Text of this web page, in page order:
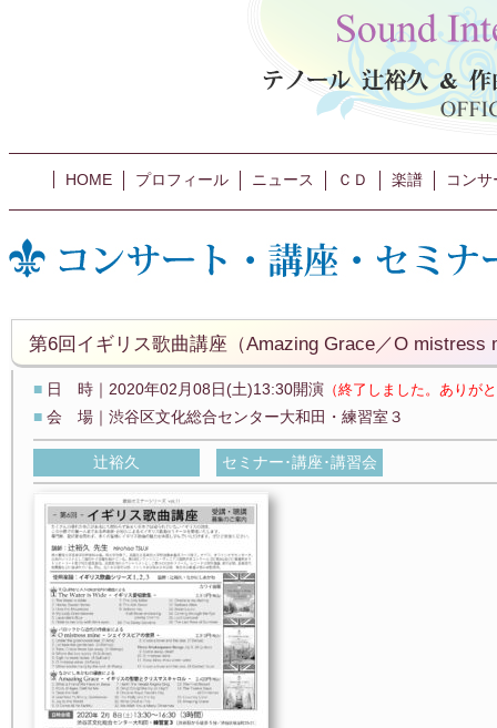
HOME プロフィール ニュース ＣＤ 楽譜 コン
第6回イギリス歌曲講座（Amazing Grace／O mistress
■ 日 時｜2020年02月08日(土)13:30開演 （終了しました。ありが
■ 会 場｜渋谷区文化総合センター大和田・練習室３
辻裕久 セミナー･講座･講習会